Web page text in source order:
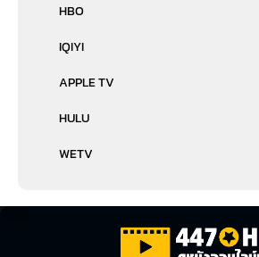
HBO
IQIYI
APPLE TV
HULU
WETV